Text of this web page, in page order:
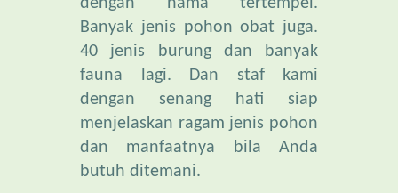
40 jenis burung dan banyak
fauna lagi. Dan staf kami
dengan senang hati siap
menjelaskan ragam jenis pohon
dan manfaatnya bila Anda
butuh ditemani.